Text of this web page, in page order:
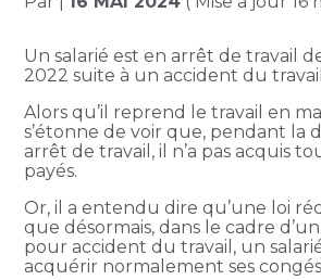
Un salarié est en arrêt de travail
2022 suite à un accident du
Alors qu’il reprend le travail en
s’étonne de voir que, pendant la
arrêt de travail, il n’a pas acquis
payés.
Or, il a entendu dire qu’une loi
que désormais, dans le cadre
pour accident du travail, un
acquérir normalement ses congés